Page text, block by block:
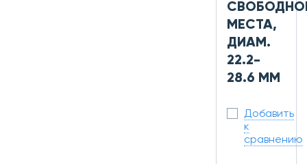
МЕСТА,
ДИАМ.
22.2-
28.6 ММ
Добавить
к
сравнению